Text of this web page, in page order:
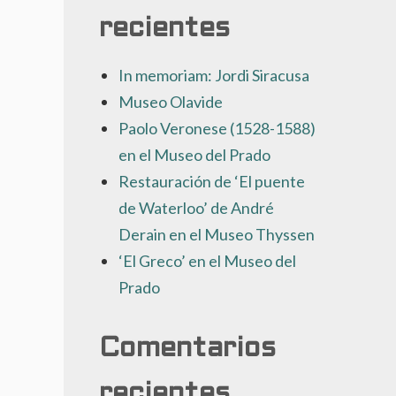
recientes
In memoriam: Jordi Siracusa
Museo Olavide
Paolo Veronese (1528-1588)
en el Museo del Prado
Restauración de ‘El puente
de Waterloo’ de André
Derain en el Museo Thyssen
‘El Greco’ en el Museo del
Prado
Comentarios